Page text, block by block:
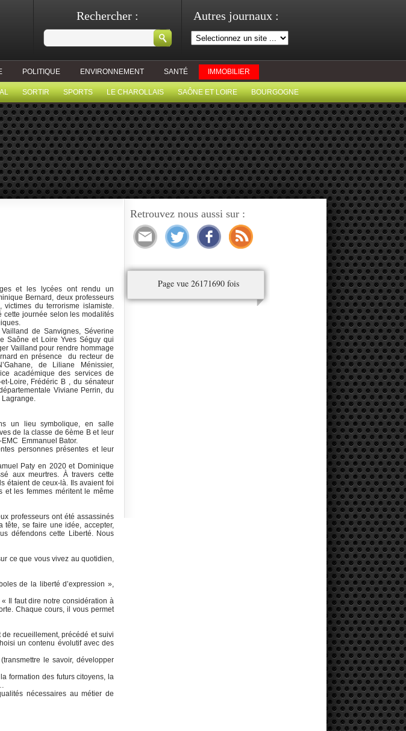
Autres journaux :
Rechercher :
POLITIQUE ENVIRONNEMENT SANTÉ IMMOBILIER
SORTIR SPORTS LE CHAROLLAIS SAÔNE ET LOIRE BOURGOGNE
et les lycées ont rendu un
Bernard, deux professeurs
du terrorisme islamiste.
cette journée selon les modalités
de Sanvignes, Séverine
Saône et Loire Yves Séguy qui
Vailland pour rendre hommage
en présence du recteur de
de Liliane Ménissier,
académique des services de
Loire, Frédéric B , du sénateur
Viviane Perrin, du
Lagrange.
un lieu symbolique, en salle
de la classe de 6ème B et leur
Emmanuel Bator.
personnes présentes et leur
Paty en 2020 et Dominique
aux meurtres. À travers cette
étaient de ceux-là. Ils avaient foi
et les femmes méritent le même
professeurs ont été assassinés
tête, se faire une idée, accepter,
défendons cette Liberté. Nous
ce que vous vivez au quotidien,
de la liberté d’expression »,
Il faut dire notre considération à
Chaque cours, il vous permet
de recueillement, précédé et suivi
un contenu évolutif avec des
le savoir, développer
formation des futurs citoyens, la
nécessaires au métier de
Retrouvez nous aussi sur :
Page vue 26171690 fois